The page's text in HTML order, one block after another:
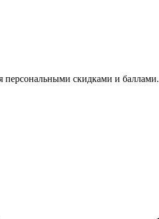
персональными скидками и баллами.